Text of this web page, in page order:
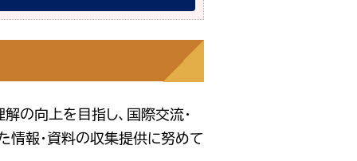
の向上を目指し、国際交流・
情報・資料の収集提供に努めて